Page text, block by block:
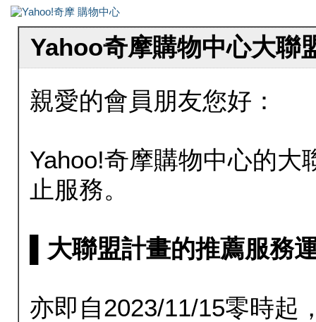
Yahoo奇摩購物中心大聯
親愛的會員朋友您好：
Yahoo!奇摩購物中心的大
止服務。
▌大聯盟計畫的推薦服務
亦即自2023/11/15零時起